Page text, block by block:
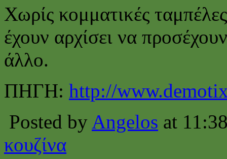
Χωρίς κομματικές
έχουν αρχίσει να
άλλο.
ΠΗΓΗ: http://
Posted by Angelos at
κουζίνα